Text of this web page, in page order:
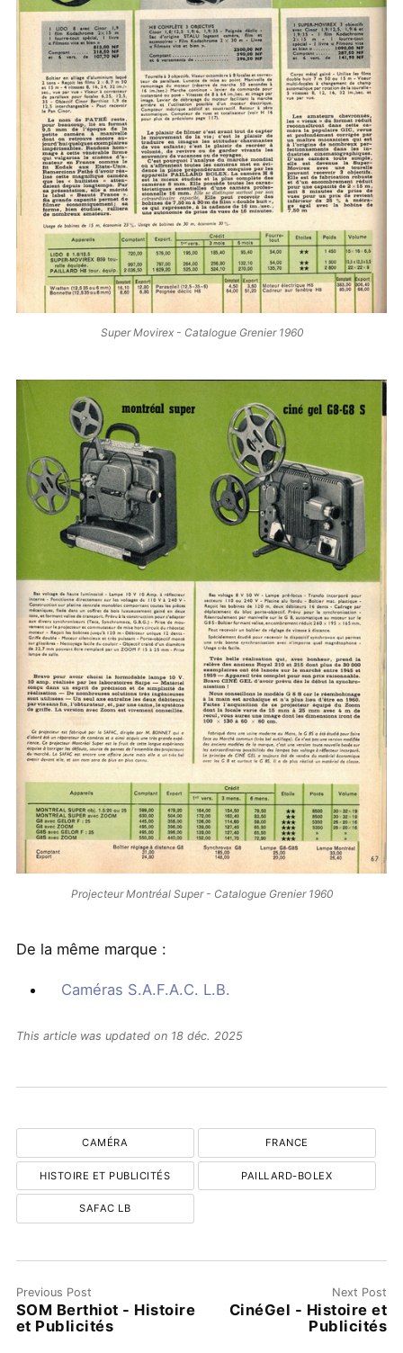
Super Movirex - Catalogue Grenier 1960
Projecteur Montréal Super - Catalogue Grenier 1960
De la même marque :
Caméras S.A.F.A.C. L.B.
This article was updated on 18 déc. 2025
CAMÉRA FRANCE
HISTOIRE ET PUBLICITÉS PAILLARD-BOLEX
SAFAC LB
Previous Post
SOM Berthiot - Histoire
et Publicités
Next Post
CinéGel - Histoire et
Publicités